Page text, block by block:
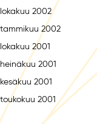
lokakuu 2002
tammikuu 2002
lokakuu 2001
heinäkuu 2001
kesäkuu 2001
toukokuu 2001